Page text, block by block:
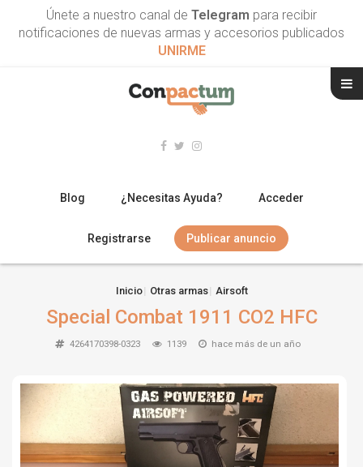
Únete a nuestro canal de Telegram para recibir
notificaciones de nuevas armas y accesorios publicados
UNIRME
Blog ¿Necesitas Ayuda? Acceder
Registrarse Publicar anuncio
ESCOPETAS
ARMAS CORTAS
TIRO Y COMPETICIÓN
AIRE COMPRIMIDO
OTRAS ARMAS
Inicio Otras armas Airsoft
Special Combat 1911 CO2 HFC
4264170398-0323 1139 hace más de un año